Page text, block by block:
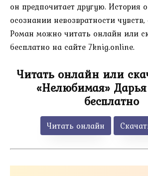
он предпочитает другую. История
осознании невозвратности
Роман можно читать онлайн или
бесплатно на сайте 7knig.online.
Читать онлайн или
«Нелюбимая»
бесплатно
Читать онлайн